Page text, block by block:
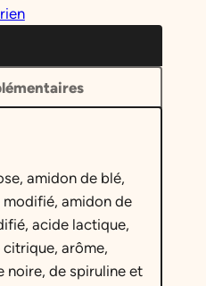
amidon de blé,
modifié, amidon de
acide lactique,
arôme,
noire, de spiruline et